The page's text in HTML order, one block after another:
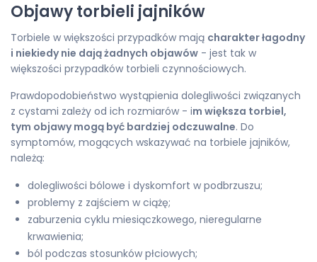
Objawy torbieli jajników
Torbiele w większości przypadków mają charakter łagodny
i niekiedy nie dają żadnych objawów - jest tak w
większości przypadków torbieli czynnościowych.
Prawdopodobieństwo wystąpienia dolegliwości związanych
z cystami zależy od ich rozmiarów - im większa torbiel,
tym objawy mogą być bardziej odczuwalne. Do
symptomów, mogących wskazywać na torbiele jajników,
należą:
dolegliwości bólowe i dyskomfort w podbrzuszu;
problemy z zajściem w ciążę;
zaburzenia cyklu miesiączkowego, nieregularne
krwawienia;
ból podczas stosunków płciowych;